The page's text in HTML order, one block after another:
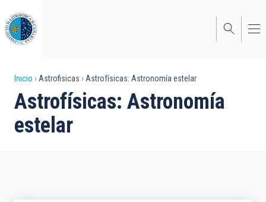
al
contenido
principal
Sobrescribir
enlaces
de
Inicio Astrofisicas Astrofísicas: Astronomía estelar
Astrofísicas: Astronomía
estelar